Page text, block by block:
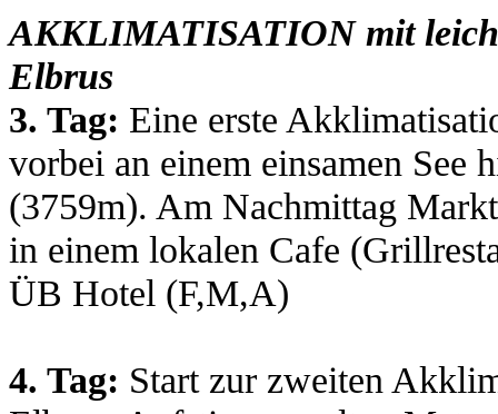
AKKLIMATISATION mit
Elbrus
3. Tag: Eine erste
vorbei an einem einsamen See
(3759m). Am Nachmittag
in einem lokalen Cafe
ÜB Hotel (F,M,A)
4. Tag: Start zur zweiten